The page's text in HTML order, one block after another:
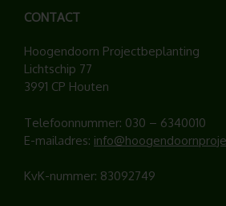
CONTACT
Hoogendoorn Projectbeplanting
Lichtschip 77
3991 CP Houten
Telefoonnummer: 030 – 6340010
E-mailadres:
KvK-nummer: 83092749